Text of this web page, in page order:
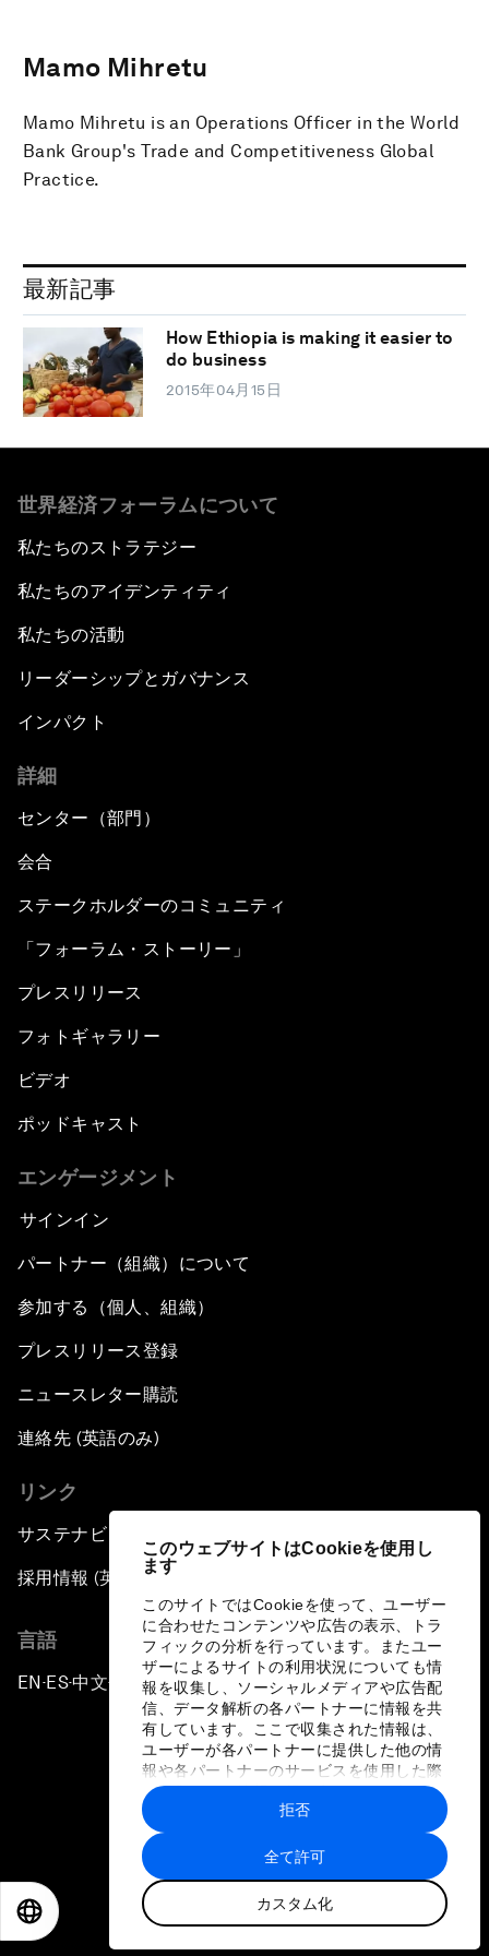
このウェブサイトはCookieを使用し
ます
このサイトではCookieを使って、ユーザー
に合わせたコンテンツや広告の表示、トラ
フィックの分析を行っています。またユー
ザーによるサイトの利用状況についても情
報を収集し、ソーシャルメディアや広告配
信、データ解析の各パートナーに情報を共
有しています。ここで収集された情報は、
ユーザーが各パートナーに提供した他の情
報や各パートナーのサービスを使用した際
に収集された情報と組み合わされ、各パー
トナーによって使用されることがありま
す。
全て許可
カスタム化
拒否
Mamo Mihretu
Mamo Mihretu is an Operations Officer in the World
Bank Group's Trade and Competitiveness Global
Practice.
最新記事
How Ethiopia is making it easier to
do business
2015年04月15日
世界経済フォーラムについて
私たちのストラテジー
私たちのアイデンティティ
私たちの活動
リーダーシップとガバナンス
インパクト
詳細
センター（部門）
会合
ステークホルダーのコミュニティ
「フォーラム・ストーリー」
プレスリリース
フォトギャラリー
ビデオ
ポッドキャスト
エンゲージメント
サインイン
パートナー（組織）について
参加する（個人、組織）
プレスリリース登録
ニュースレター購読
連絡先 (英語のみ)
リンク
サステナビリティへの取り組み
採用情報 (英語のみ)
言語
EN ▪ES▪中文▪ 日本語
プライバシーポリシーと利用規約
サイトマップ
©
世界経済フォーラム